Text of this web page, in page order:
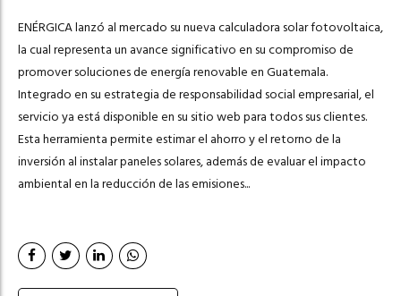
ENÉRGICA lanzó al mercado su nueva calculadora solar fotovoltaica,
la cual representa un avance significativo en su compromiso de
promover soluciones de energía renovable en Guatemala.
Integrado en su estrategia de responsabilidad social empresarial, el
servicio ya está disponible en su sitio web para todos sus clientes.
Esta herramienta permite estimar el ahorro y el retorno de la
inversión al instalar paneles solares, además de evaluar el impacto
ambiental en la reducción de las emisiones...